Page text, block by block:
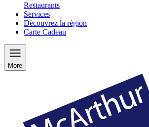
Restaurants
Services
Découvrez la région
Carte Cadeau
More